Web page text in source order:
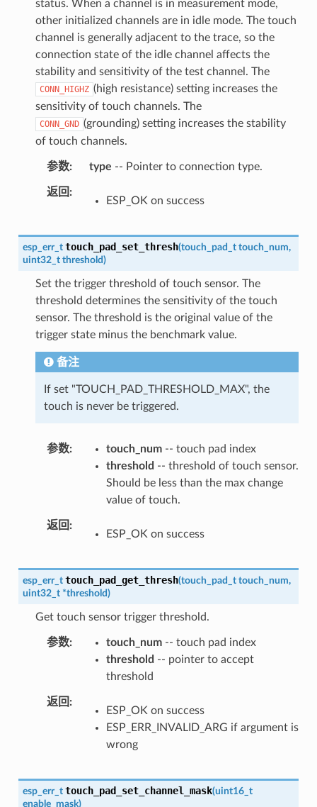
status. When a channel is in measurement mode,
other initialized channels are in idle mode. The touch
channel is generally adjacent to the trace, so the
connection state of the idle channel affects the
stability and sensitivity of the test channel. The
CONN_HIGHZ (high resistance) setting increases the
sensitivity of touch channels. The
CONN_GND (grounding) setting increases the stability
of touch channels.
参数 type -- Pointer to connection type.
返回
ESP_OK on success
esp_err_t touch_pad_set_thresh(touch_pad_t touch_num,
uint32_t threshold)
Set the trigger threshold of touch sensor. The
threshold determines the sensitivity of the touch
sensor. The threshold is the original value of the
trigger state minus the benchmark value.
备注
If set "TOUCH_PAD_THRESHOLD_MAX", the
touch is never be triggered.
参数 touch_num-- touch pad index
threshold -- threshold of touch sensor.
Should be less than the max change
value of touch.
返回
ESP_OK on success
esp_err_t touch_pad_get_thresh(touch_pad_t touch_num,
uint32_t *threshold)
Get touch sensor trigger threshold.
参数 touch_num-- touch pad index
threshold -- pointer to accept
threshold
返回
ESP_OK on success
ESP_ERR_INVALID_ARG if argument is
wrong
esp_err_t touch_pad_set_channel_mask(uint16_t
enable_mask)